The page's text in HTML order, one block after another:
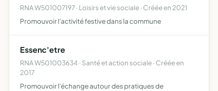
RNA W501007197 · Loisirs et vie sociale · Créée en 2021
Promouvoir l'activité festive dans la commune
Essenc'etre
RNA W501003634 · Santé et action sociale · Créée en
2017
Promouvoir l'échange autour des pratiques de